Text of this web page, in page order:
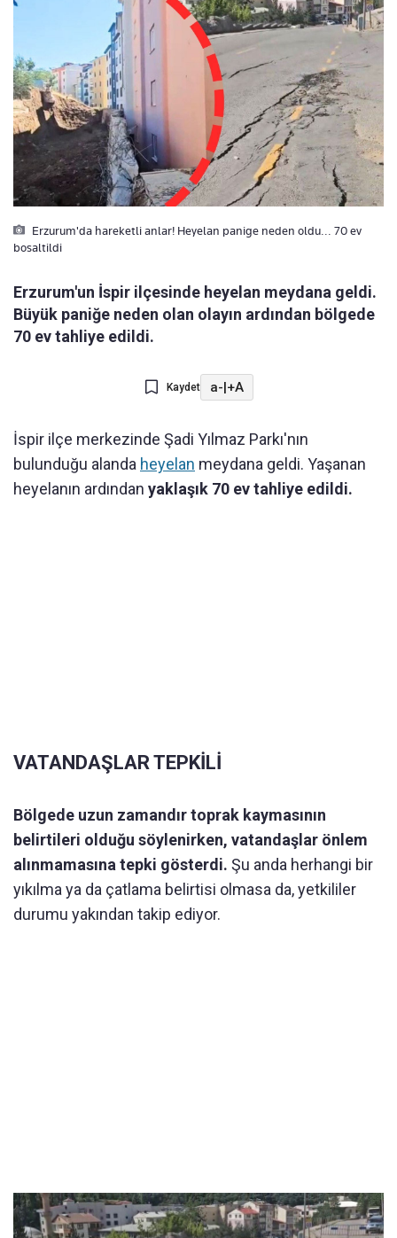
Erzurum'da hareketli anlar! Heyelan panige neden oldu... 70 ev
bosaltildi
Erzurum'un İspir ilçesinde heyelan meydana geldi.
Büyük paniğe neden olan olayın ardından bölgede
70 ev tahliye edildi.
Kaydet a-|+A
İspir ilçe merkezinde Şadi Yılmaz Parkı'nın
bulunduğu alanda heyelan meydana geldi. Yaşanan
heyelanın ardından yaklaşık 70 ev tahliye edildi.
VATANDAŞLAR TEPKİLİ
Bölgede uzun zamandır toprak kaymasının
belirtileri olduğu söylenirken, vatandaşlar önlem
alınmamasına tepki gösterdi. Şu anda herhangi bir
yıkılma ya da çatlama belirtisi olmasa da, yetkililer
durumu yakından takip ediyor.